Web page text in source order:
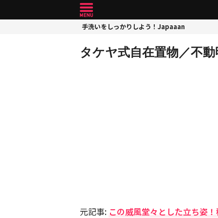
手洗いをしっかりしよう！Japaaan
タケヤ式自在置物／不
元記事: この威風堂々とした立ち姿